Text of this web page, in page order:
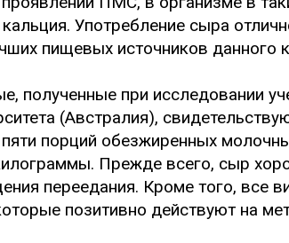
Употребление сыра
пищевых источников данного
полученные при исследовании
(Австралия),
порций обезжиренных
Прежде всего, сыр
переедания. Кроме того, все
позитивно действуют на